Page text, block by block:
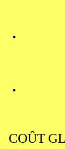
COÛT